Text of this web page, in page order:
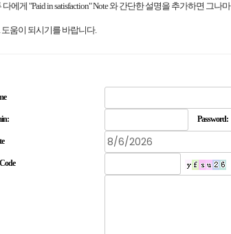
에게 "Paid in satisfaction" Note 와 간단한 설명을 추가하면 그나마
움이 되시기를 바랍니다.
Password: